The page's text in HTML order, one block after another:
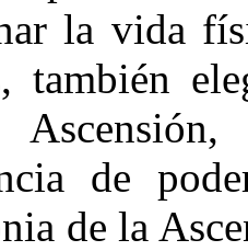
la vida
también
de
de la